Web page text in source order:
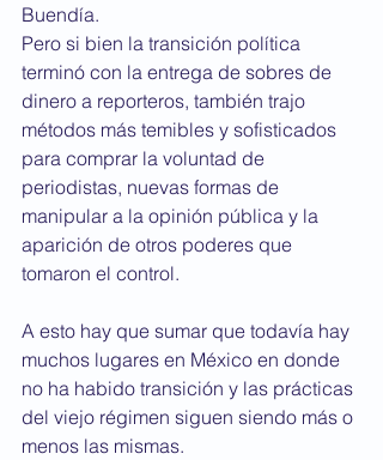
Buendía.
Pero si bien la transición política
terminó con la entrega de sobres de
dinero a reporteros, también trajo
métodos más temibles y sofisticados
para comprar la voluntad de
periodistas, nuevas formas de
manipular a la opinión pública y la
aparición de otros poderes que
tomaron el control.
A esto hay que sumar que todavía hay
muchos lugares en México en donde
no ha habido transición y las prácticas
del viejo régimen siguen siendo más o
menos las mismas.